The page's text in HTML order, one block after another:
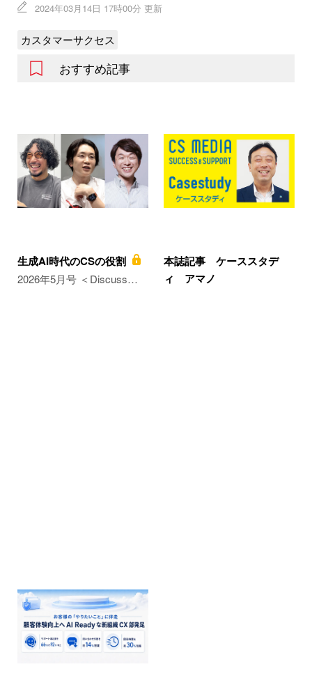
2024年03月14日 17時00分 更新
カスタマーサクセス
おすすめ記事
生成AI時代のCSの役割
2026年5月号 ＜Discuss…
本誌記事 ケーススタデ
ィ アマノ